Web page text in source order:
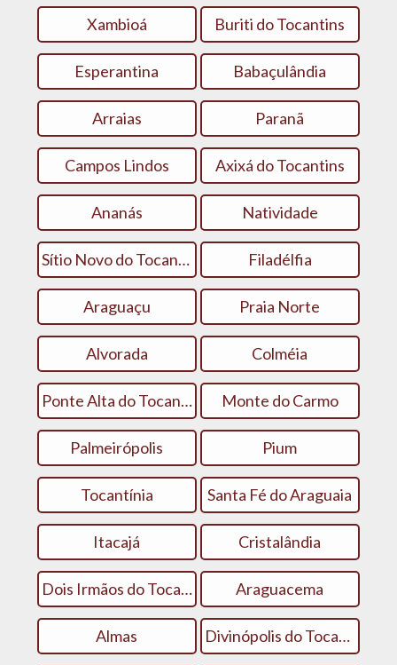
Xambioá Buriti do Tocantins
Esperantina Babaçulândia
Arraias Paranã
Campos Lindos Axixá do Tocantins
Ananás Natividade
Sítio Novo do Tocantins Filadélfia
Araguaçu Praia Norte
Alvorada Colméia
Ponte Alta do Tocantins Monte do Carmo
Palmeirópolis Pium
Tocantínia Santa Fé do Araguaia
Itacajá Cristalândia
Dois Irmãos do Tocantins Araguacema
Almas Divinópolis do Tocantins